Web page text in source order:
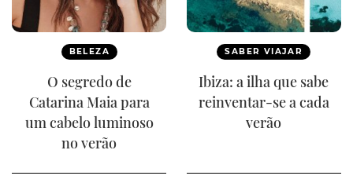
BELEZA
O segredo de
Catarina Maia para
um cabelo luminoso
no verão
SABER VIAJAR
Ibiza: a ilha que sabe
reinventar-se a cada
verão